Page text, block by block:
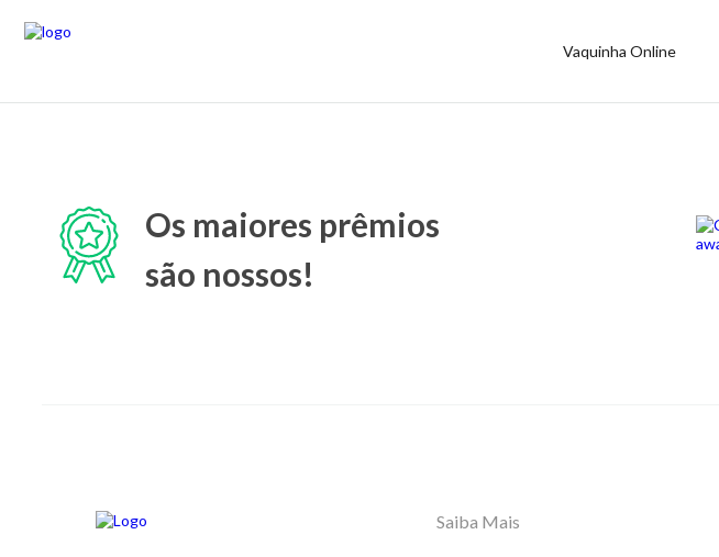
Vaquinha Online
Os maiores prêmios
são nossos!
Saiba Mais